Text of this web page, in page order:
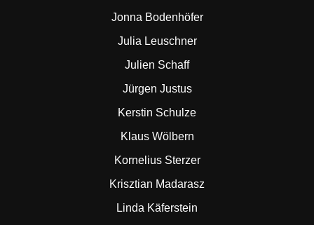
Jonna Bodenhöfer
Julia Leuschner
Julien Schaff
Jürgen Justus
Kerstin Schulze
Klaus Wölbern
Kornelius Sterzer
Krisztian Madarasz
Linda Käferstein